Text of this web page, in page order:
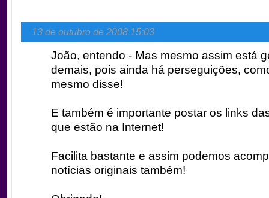
13 de outubro de 2008 15:03
João, entendo - Mas mesmo assim está
demais, pois ainda há perseguições,
mesmo disse!
E também é importante postar os links
que estão na Internet!
Facilita bastante e assim podemos
notícias originais também!